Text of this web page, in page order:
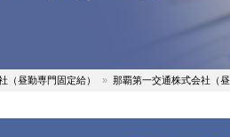
（昼勤専門固定給） 那覇第一交通株式会社（